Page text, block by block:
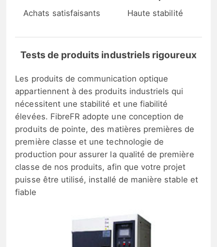
Achats satisfaisants Haute stabilité
Tests de produits industriels rigoureux
Les produits de communication optique
appartiennent à des produits industriels qui
nécessitent une stabilité et une fiabilité
élevées. FibreFR adopte une conception de
produits de pointe, des matières premières de
première classe et une technologie de
production pour assurer la qualité de première
classe de nos produits, afin que votre projet
puisse être utilisé, installé de manière stable et
fiable